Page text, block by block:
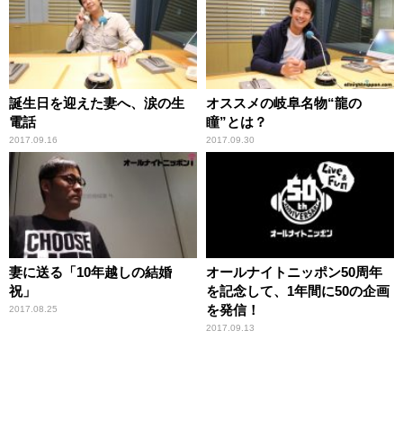
誕生日を迎えた妻へ、涙の生
電話
2017.09.16
オススメの岐阜名物“龍の
瞳”とは？
2017.09.30
妻に送る「10年越しの結婚
祝」
2017.08.25
オールナイトニッポン50周年
を記念して、1年間に50の企画
を発信！
2017.09.13